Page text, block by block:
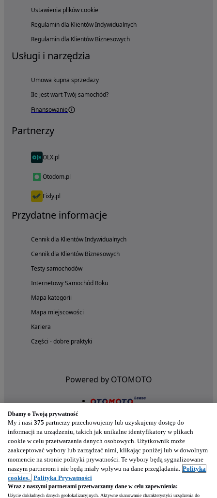
Ustawienia plików cookie
Regulamin dla Klientów Indywidualnych
Regulamin dla Klientów Biznesowych
Usługi i narzędzia
Umowa kupna sprzedaży
Ile jest wart Twój samochód?
Finansowanie
Partnerzy
OLX.pl
Otodom.pl
Fixly.pl
Przydatne informacje
Cennik dla Klientów Indywidualnych
Cennik dla Klientów Biznesowych
Testy samochodów
Internetowy Samochód Roku
Mapa kategorii
Mapa miejscowości
Kariera
Części - dobre praktyki
Powered by OTOMOTO
Nasze aplikacje w twoim telefonie
Dbamy o Twoją prywatność
My i nasi 375 partnerzy przechowujemy lub uzyskujemy dostęp do
informacji na urządzeniu, takich jak unikalne identyfikatory w plikach
cookie w celu przetwarzania danych osobowych. Użytkownik może
zaakceptować wybory lub zarządzać nimi, klikając poniżej lub w dowolnym
momencie na stronie polityki prywatności. Te wybory będą sygnalizowane
naszym partnerom i nie będą miały wpływu na dane przeglądania. Polityka
cookies, Polityka Prywatności
Wraz z naszymi partnerami przetwarzamy dane w celu zapewnienia:
Użycie dokładnych danych geolokalizacyjnych. Aktywne skanowanie charakterystyki urządzenia do